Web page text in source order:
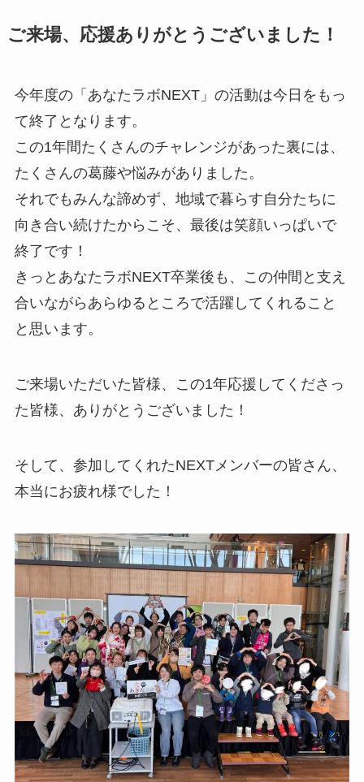
ご来場、応援ありがとうございました！
今年度の「あなたラボNEXT」の活動は今日をもっ
て終了となります。
この1年間たくさんのチャレンジがあった裏には、
たくさんの葛藤や悩みがありました。
それでもみんな諦めず、地域で暮らす自分たちに
向き合い続けたからこそ、最後は笑顔いっぱいで
終了です！
きっとあなたラボNEXT卒業後も、この仲間と支え
合いながらあらゆるところで活躍してくれること
と思います。
ご来場いただいた皆様、この1年応援してくださっ
た皆様、ありがとうございました！
そして、参加してくれたNEXTメンバーの皆さん、
本当にお疲れ様でした！